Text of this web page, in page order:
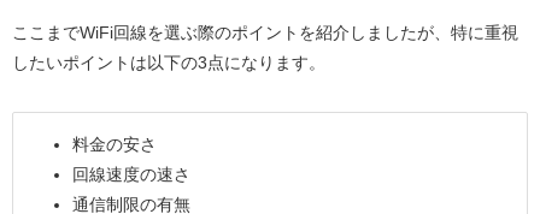
ここまでWiFi回線を選ぶ際のポイントを紹介しましたが、特に重視
したいポイントは以下の3点になります。
料金の安さ
回線速度の速さ
通信制限の有無